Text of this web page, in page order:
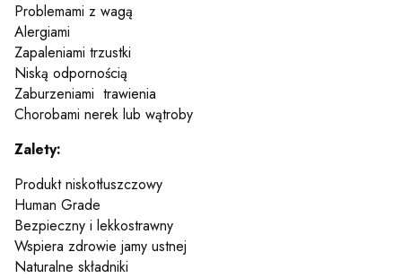
Problemami z wagą
Alergiami
Zapaleniami trzustki
Niską odpornością
Zaburzeniami trawienia
Chorobami nerek lub wątroby
Zalety:
Produkt niskotłuszczowy
Human Grade
Bezpieczny i lekkostrawny
Wspiera zdrowie jamy ustnej
Naturalne składniki